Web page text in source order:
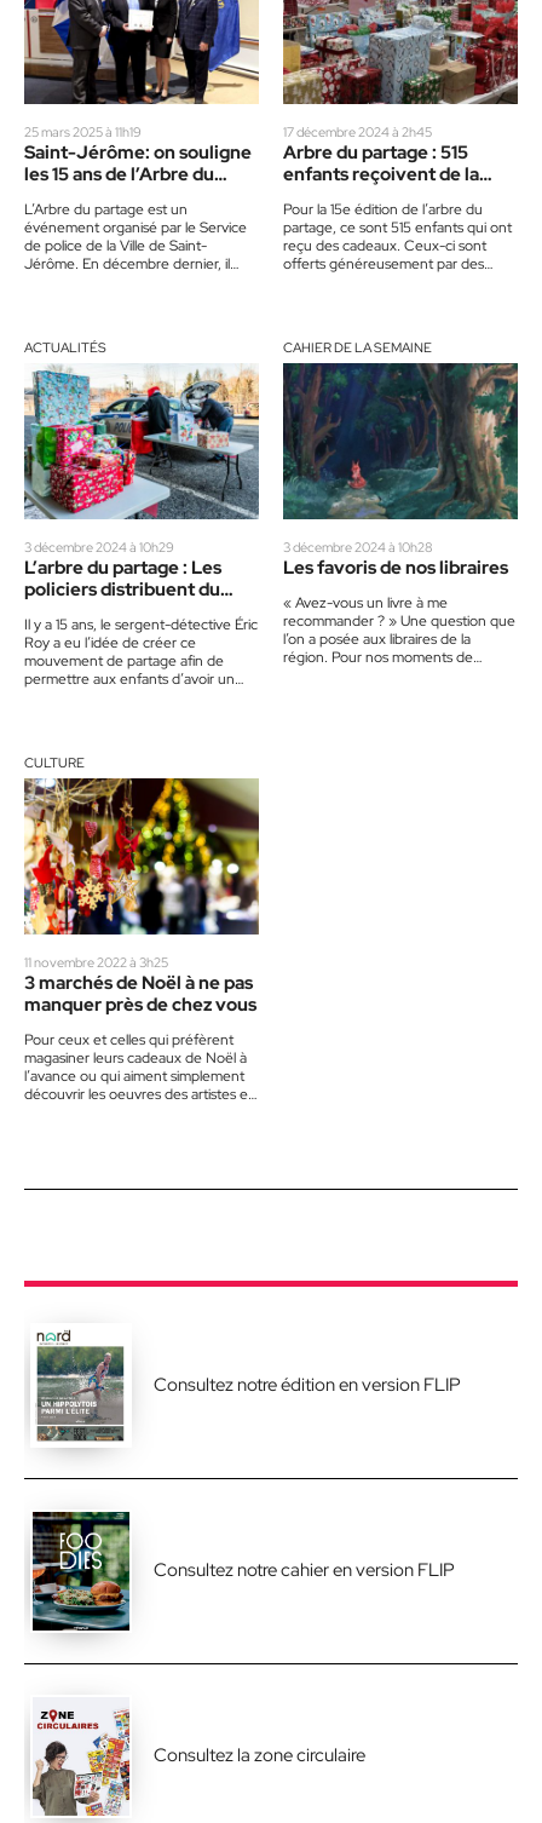
25 mars 2025 à 11h19
Saint-Jérôme: on souligne
les 15 ans de l’Arbre du
L’Arbre du partage est un
événement organisé par le Service
de police de la Ville de Saint-
Jérôme. En décembre dernier, il
17 décembre 2024 à 2h45
Arbre du partage : 515
enfants reçoivent de la
Pour la 15e édition de l’arbre du
partage, ce sont 515 enfants qui ont
reçu des cadeaux. Ceux-ci sont
offerts généreusement par des
ACTUALITÉS
3 décembre 2024 à 10h29
L’arbre du partage : Les
policiers distribuent du
Il y a 15 ans, le sergent-détective Éric
Roy a eu l’idée de créer ce
mouvement de partage afin de
permettre aux enfants d’avoir un…
CAHIER DE LA SEMAINE
3 décembre 2024 à 10h28
Les favoris de nos libraires
« Avez-vous un livre à me
recommander ? » Une question que
l’on a posée aux libraires de la
région. Pour nos moments de
CULTURE
11 novembre 2022 à 3h25
3 marchés de Noël à ne pas
manquer près de chez vous
Pour ceux et celles qui préfèrent
magasiner leurs cadeaux de Noël à
l’avance ou qui aiment simplement
découvrir les oeuvres des artistes et
Consultez notre édition en version FLIP
Consultez notre cahier en version FLIP
Consultez la zone circulaire